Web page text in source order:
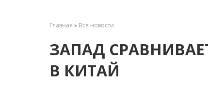
Главная » Все новости
ЗАПАД
В КИТАЙ